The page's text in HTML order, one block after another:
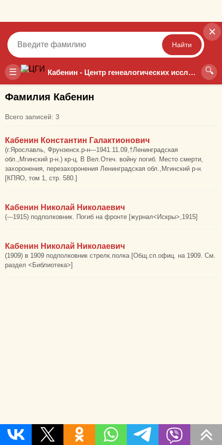
☰ Кабенин - Центр генеалогических исследований 🔍
✕
Найти
Точный Неточный
Фамилия Кабенин
Всего записей: 3
Кабенин Константин Галактионович
(г.Ярославль, Фрунзенск.р-н---1941.11.09,†Ленинградская
обл.,Мгинский р-н.) кр-ц. В Вел.Отеч. войну погиб. Место смерти,
захоронения, перезахоронения Ленинградская обл.,Мгинский р-н.
[КПЯО, том 1, стр. 580.]
Кабенин Николай Николаевич
(---1915) подполковник. Погиб на фронте [журнал<Искры>,1915]
Кабенин Николай Николаевич
(1909) в 1909 подполковник стрелк.полка [Общ.сп.офиц. на 1909. См.
раздел <Библиотека>]